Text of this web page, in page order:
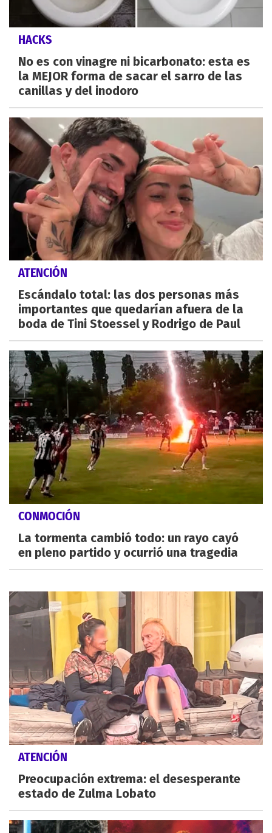
HACKS
No es con vinagre ni bicarbonato: esta es
la MEJOR forma de sacar el sarro de las
canillas y del inodoro
ATENCIÓN
Escándalo total: las dos personas más
importantes que quedarían afuera de la
boda de Tini Stoessel y Rodrigo de Paul
CONMOCIÓN
La tormenta cambió todo: un rayo cayó
en pleno partido y ocurrió una tragedia
ATENCIÓN
Preocupación extrema: el desesperante
estado de Zulma Lobato